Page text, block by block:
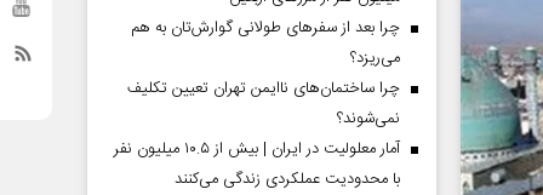
چرا بعد از سفرهای طولانی گوارش‌تان به هم
می‌ریزد؟
چرا ساختمان‌های ناایمن تهران تعیین تکلیف
نمی‌شوند؟
آمار معلولیت در ایران | بیش از ۱۰.۵ میلیون نفر
با محدودیت عملکردی زندگی می‌کنند